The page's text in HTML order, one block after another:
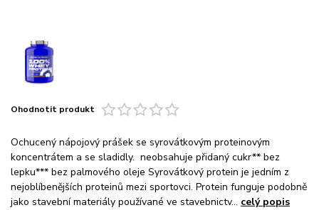
Ohodnotit produkt
Ochucený nápojový prášek se syrovátkovým proteinovým
koncentrátem a se sladidly. neobsahuje přidaný cukr** bez
lepku*** bez palmového oleje Syrovátkový protein je jedním z
nejoblíbenějších proteinů mezi sportovci. Protein funguje podobně
jako stavební materiály používané ve stavebnictv... celý popis